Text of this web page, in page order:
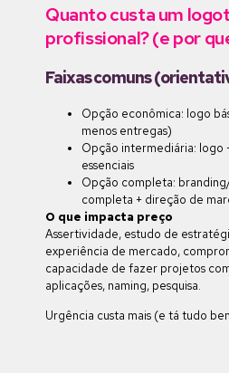
Quanto custa um
profissional? (e por
Faixas comuns
Opção econômica: logo
menos entregas)
Opção intermediária: logo
essenciais
Opção completa:
completa + direção de
O que impacta preço
Assertividade, estudo de
experiência de mercado,
capacidade de fazer projetos
aplicações, naming, pesquisa.
Urgência custa mais (e tá tudo